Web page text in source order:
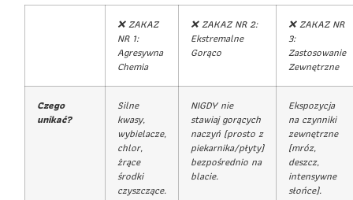
❌ ZAKAZ
NR 1:
Agresywna
Chemia
❌ ZAKAZ NR 2:
Ekstremalne
Gorąco
❌ ZAKAZ NR
3:
Zastosowanie
Zewnętrzne
Czego
unikać?
Silne
kwasy,
wybielacze,
chlor,
żrące
środki
czyszczące.
NIGDY nie
stawiaj gorących
naczyń (prosto z
piekarnika/płyty)
bezpośrednio na
blacie.
Ekspozycja
na czynniki
zewnętrzne
(mróz,
deszcz,
intensywne
słońce).